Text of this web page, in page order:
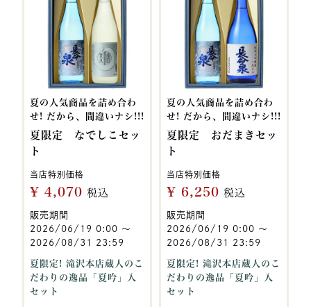
夏の人気商品を詰め合わ
せ! だから、間違いナシ!!!
夏限定 なでしこセッ
ト
当店特別価格
¥ 4,070 税込
販売期間
2026/06/19 0:00 〜
2026/08/31 23:59
夏限定! 滝沢本店蔵人のこ
だわりの逸品「夏吟」入
セット
夏の人気商品を詰め合わ
せ! だから、間違いナシ!!!
夏限定 おだまきセッ
ト
当店特別価格
¥ 6,250 税込
販売期間
2026/06/19 0:00 〜
2026/08/31 23:59
夏限定! 滝沢本店蔵人のこ
だわりの逸品「夏吟」入
セット